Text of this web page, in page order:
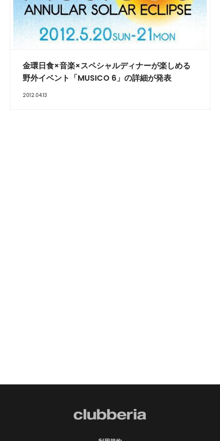
金環日食×音楽×スペシャルディナーが楽しめる
野外イベント「MUSICO 6」の詳細が発表
2012.04.13